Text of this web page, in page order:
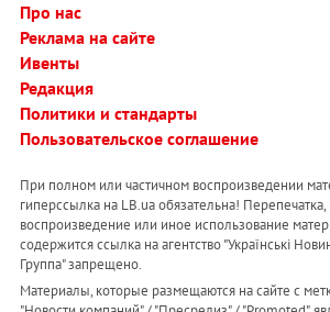
Про нас
Реклама на сайте
Ивенты
Редакция
Политики и стандарты
Пользовательское соглашение
При полном или частичном воспроизведении
гиперссылка на LB.ua обязательна!
воспроизведение или иное использование
содержится ссылка на агентство "Українськi
Группа" запрещено.
Материалы, которые размещаются на сайте с